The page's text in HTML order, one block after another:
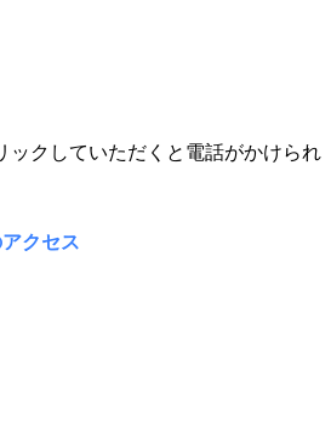
クしていただくと電話がかけられ
クセス